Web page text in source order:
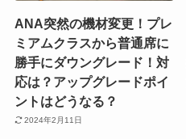
ANA突然の機材変更！プレ
ミアムクラスから普通席に
勝手にダウングレード！対
応は？アップグレードポイ
ントはどうなる？
2024年2月11日